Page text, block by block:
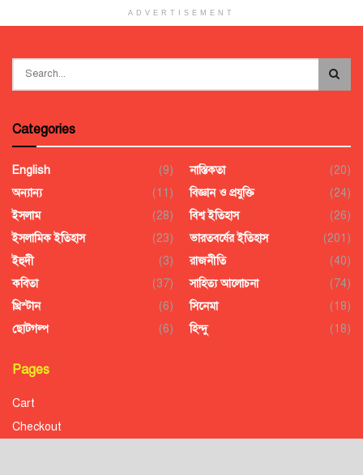
ADVERTISEMENT
Categories
English
(9)
অন্যান্য
(11)
ইসলাম
(28)
ইসলামিক ইতিহাস
(23)
ইহুদী
(3)
কবিতা
(37)
খ্রিস্টান
(6)
ছোটগল্প
(6)
নাস্তিকতা
(20)
বিজ্ঞান ও প্রযুক্তি
(24)
বিশ্ব ইতিহাস
(26)
ভারতবর্ষের ইতিহাস
(201)
রাজনীতি
(40)
সাহিত্য আলোচনা
(74)
সিনেমা
(18)
হিন্দু
(18)
Pages
Cart
Checkout